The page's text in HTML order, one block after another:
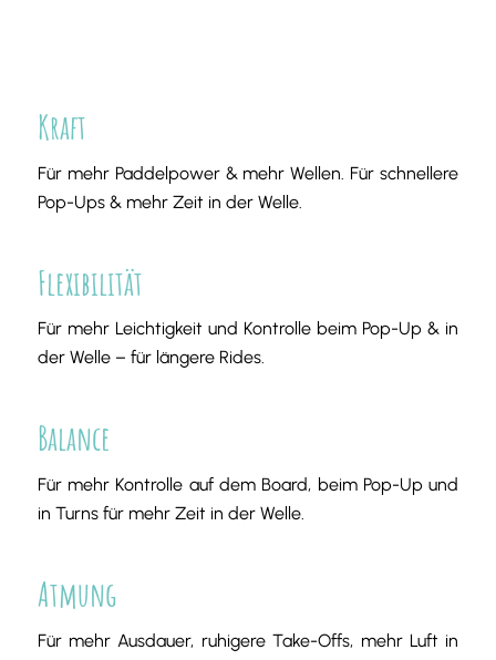
Kraft
Für mehr Paddelpower & mehr Wellen. Für schnellere
Pop-Ups & mehr Zeit in der Welle.
Flexibilität
Für mehr Leichtigkeit und Kontrolle beim Pop-Up & in
der Welle – für längere Rides.
Balance
Für mehr Kontrolle auf dem Board, beim Pop-Up und
in Turns für mehr Zeit in der Welle.
Atmung
Für mehr Ausdauer, ruhigere Take-Offs, mehr Luft in